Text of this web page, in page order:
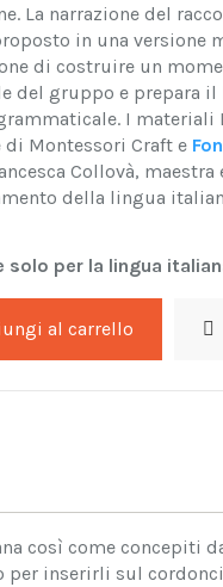
La narrazione del
in una versione
di costruire un
del gruppo e prepara
I materiali
Montessori Craft e
Collovà, maestra
della lingua
per la lingua
al carrello
così come concepiti
per inserirli sul